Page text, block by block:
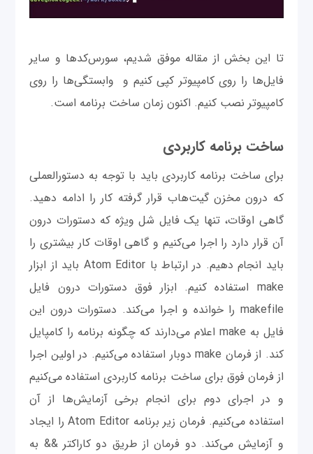
تا این بخش از مقاله موفق شدیم، سورس‌کدها و سایر
فایل‌ها را روی کامپیوتر کپی کنیم و وابستگی‌ها را روی
کامپیوتر نصب کنیم. اکنون زمان ساخت برنامه است.
ساخت برنامه کاربردی
برای ساخت برنامه کاربردی باید با توجه به دستورالعملی
که درون مخزن گیت‌هاب قرار گرفته کار را ادامه دهید.
گاهی اوقات، تنها یک فایل شل ویژه که دستورات درون
آن قرار دارد را اجرا می‌کنیم و گاهی اوقات کار بیشتری را
باید انجام دهیم. در ارتباط با Atom Editor باید از ابزار
make استفاده کنیم. ابزار فوق دستورات درون فایل
makefile را خوانده و اجرا می‌کند. دستورات درون این
فایل به make اعلام می‌دارند که چگونه برنامه را کامپایل
کند. از فرمان make دوبار استفاده می‌کنیم. در اولین اجرا
از فرمان فوق برای ساخت برنامه کاربردی استفاده می‌کنیم
و در اجرای دوم برای انجام برخی آزمایش‌ها از آن
استفاده می‌کنیم. فرمان زیر برنامه Atom Editor را ایجاد
و آزمایش می‌کند. دو فرمان از طریق دو کاراکتر && به